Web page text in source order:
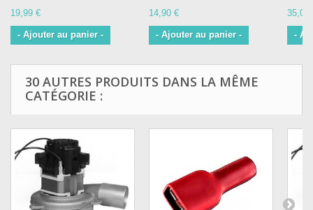
19,99 €
- Ajouter au panier -
14,90 €
- Ajouter au panier -
35,00
-
30 AUTRES PRODUITS DANS LA MÊME
CATÉGORIE :